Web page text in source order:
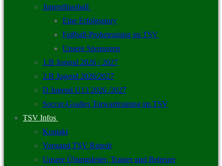
Jugendfussball
Eine Erfolgsstory
Fußball-Probetraining im TSV
Unsere Sponsoren
1.B Jugend 2026 / 2027
2.B Jugend 2026/2027
D Jugend U13 2026 /2027
Soccer-Goalies Torwarttraining im TSV
TSV Infos
Kontakt
Vorstand TSV Ristedt
Unsere Übungsleiter, Trainer und Betreuer